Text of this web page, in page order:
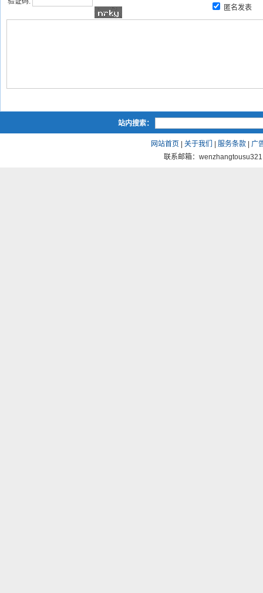
匿名发表
站内搜索：
网站首页 关于我们 服务条款
广
联系邮箱：